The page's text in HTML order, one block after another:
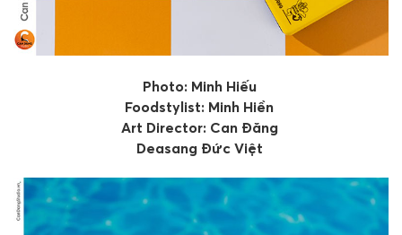
Photo: Minh Hiếu
Foodstylist: Minh Hiền
Art Director: Can Đăng
Deasang Đức Việt